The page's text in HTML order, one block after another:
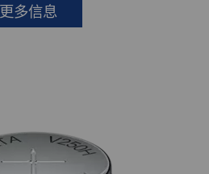
更多信息